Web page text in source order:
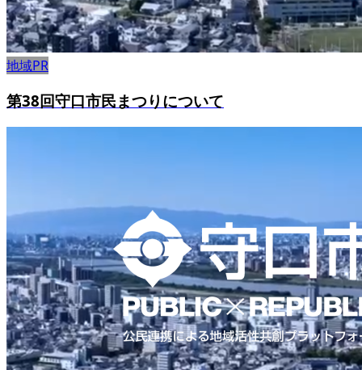
地域PR
第38回守口市民まつりについて